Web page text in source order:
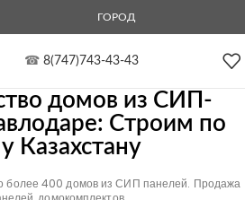
ГОРОД
☎ 8(747)743-43-43
домов из СИП-
Cтроим по
Казахстану
более 400 домов из СИП панелей. Продажа